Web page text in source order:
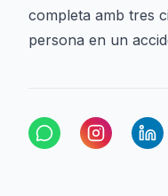
completa amb tres
persona en un